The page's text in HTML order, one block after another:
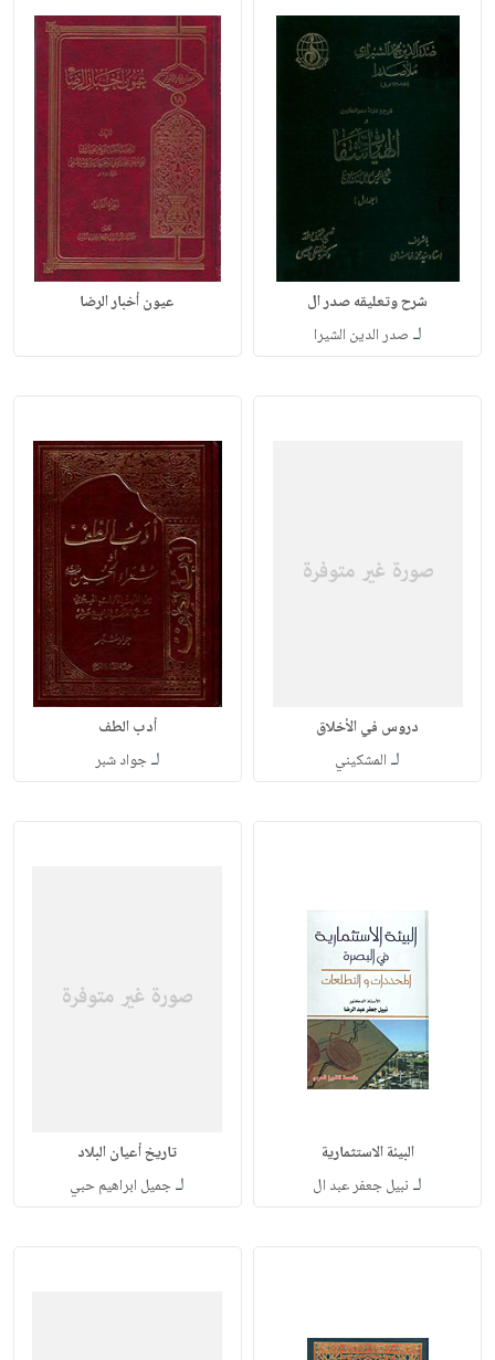
شرح وتعليقه صدر ال
لـ صدر الدين الشيرا
عيون أخبار الرضا
دروس في الأخلاق
لـ المشكيني
أدب الطف
لـجواد شبر
البيئة الاستثمارية
لـ نبيل جعفر عبد ال
تاريخ أعيان البلاد
لـجميل ابراهيم حبي